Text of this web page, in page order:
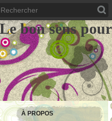
bon sens pour
À PROPOS